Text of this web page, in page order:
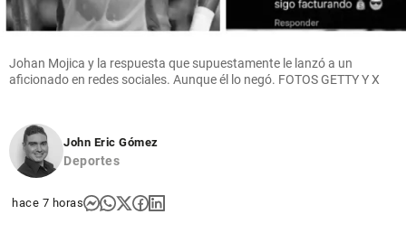
Johan Mojica y la respuesta que supuestamente le lanzó a un
aficionado en redes sociales. Aunque él lo negó. FOTOS GETTY Y X
John Eric Gómez
Deportes
hace 7 horas